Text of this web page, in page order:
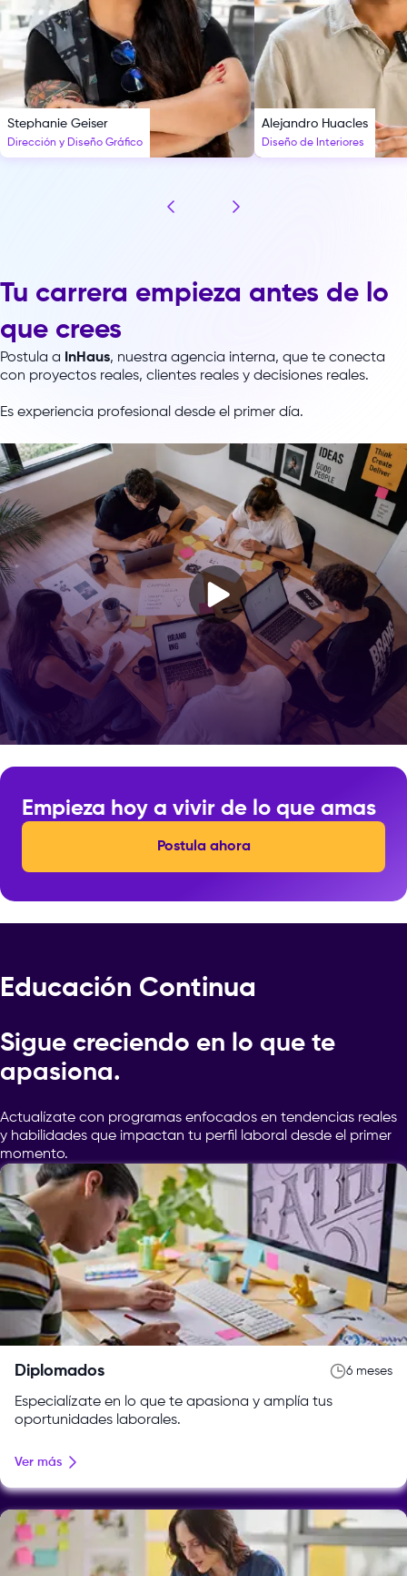
Stephanie Geiser
Dirección y Diseño Gráfico
Alejandro Huacles
Diseño de Interiores
Tu carrera empieza antes de lo
que crees
Postula a InHaus, nuestra agencia interna, que te conecta
con proyectos reales, clientes reales y decisiones reales.
Es experiencia profesional desde el primer día.
Empieza hoy a vivir de lo que amas
Postula ahora
Educación Continua
Sigue creciendo en lo que te
apasiona.
Actualízate con programas enfocados en tendencias reales
y habilidades que impactan tu perfil laboral desde el primer
momento.
Diplomados 6 meses
Especialízate en lo que te apasiona y amplía tus
oportunidades laborales.
Ver más